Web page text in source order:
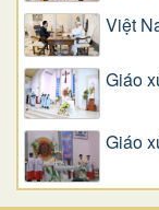
Việt
Giáo
Giáo